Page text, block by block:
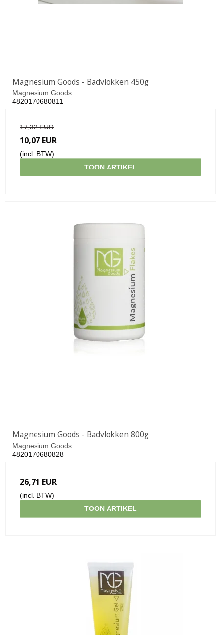
Magnesium Goods - Badvlokken 450g
Magnesium Goods
4820170680811
17,32 EUR
10,07 EUR
(incl. BTW)
TOON ARTIKEL
Magnesium Goods - Badvlokken 800g
Magnesium Goods
4820170680828
26,71 EUR
(incl. BTW)
TOON ARTIKEL